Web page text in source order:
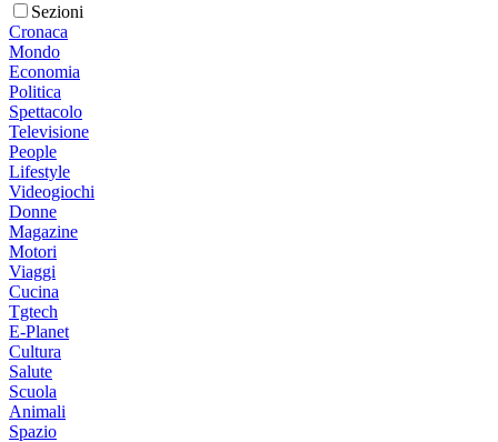
Sezioni
Cronaca
Mondo
Economia
Politica
Spettacolo
Televisione
People
Lifestyle
Videogiochi
Donne
Magazine
Motori
Viaggi
Cucina
Tgtech
E-Planet
Cultura
Salute
Scuola
Animali
Spazio